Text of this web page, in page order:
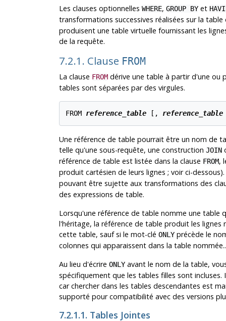
Les clauses optionnelles WHERE, GROUP BYet
transformations successives réalisées sur la
produisent une table virtuelle fournissant les
de la requête.
7.2.1. Clause FROM
La clause FROMdérive une table à partir d'une ou
tables sont séparées par des virgules.
FROM reference_table [ , reference_table
Une référence de table pourrait être un nom de
telle qu'une sous-requête, une construction JOIN
référence de table est listée dans la clause FROM,
produit cartésien de leurs lignes ; voir ci-
pouvant être sujette aux transformations des
des expressions de table.
Lorsqu'une référence de table nomme une table
l'héritage, la référence de table produit les
cette table, sauf si le mot-clé ONLYprécède le
colonnes qui apparaissent dans la table
Au lieu d'écrire ONLYavant le nom de la table,
spécifiquement que les tables filles sont
car chercher dans les tables descendantes est
supporté pour compatibilité avec des versions
7.2.1.1. Tables Jointes